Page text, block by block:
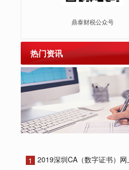
鼎泰财税公众号
热门资讯
1
2019深圳CA（数字证书）网